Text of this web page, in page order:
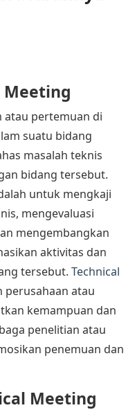
Meeting
atau pertemuan di
suatu bidang
masalah teknis
bidang tersebut.
untuk mengkaji
mengevaluasi
mengembangkan
aktivitas dan
tersebut. Technical
perusahaan atau
kemampuan dan
penelitian atau
penemuan dan
Meeting